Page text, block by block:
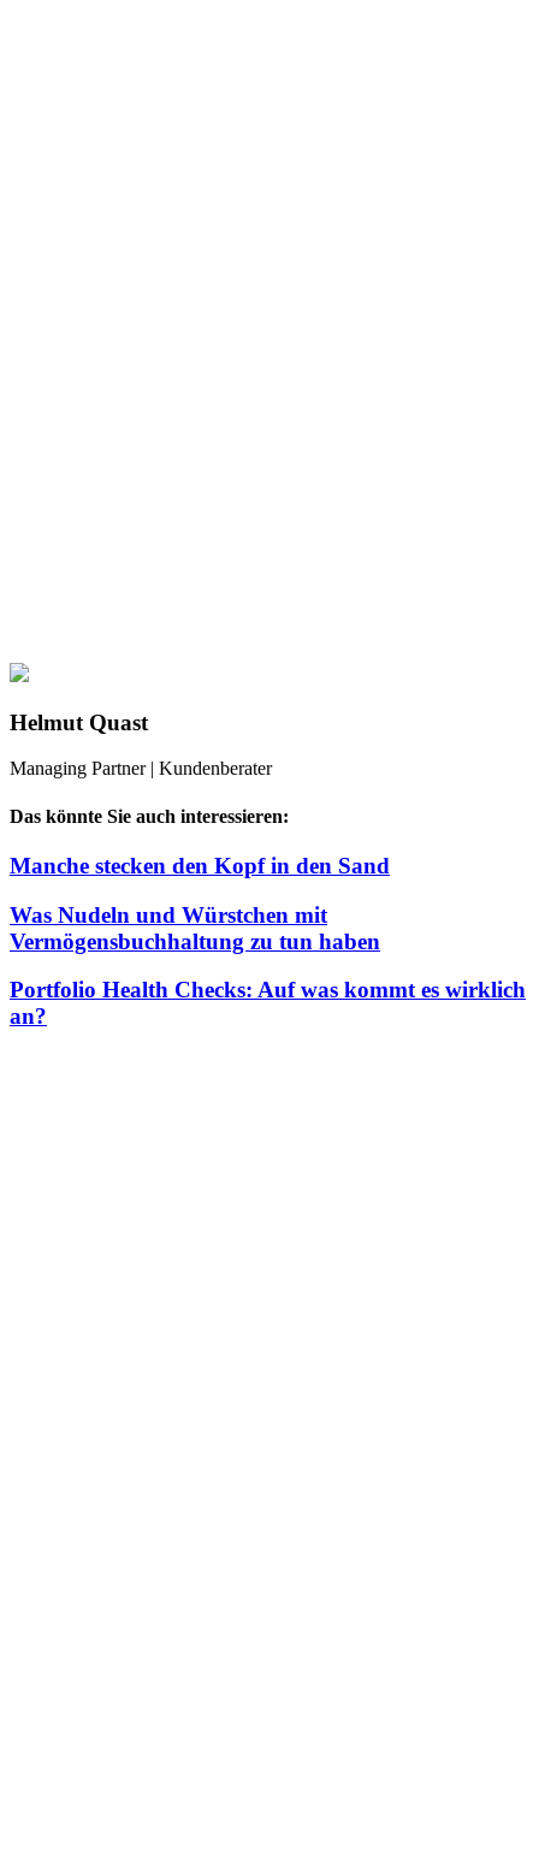
Helmut Quast
Managing Partner | Kundenberater
Das könnte Sie auch interessieren:
Manche stecken den Kopf in den Sand
Was Nudeln und Würstchen mit
Vermögensbuchhaltung zu tun haben
Portfolio Health Checks: Auf was kommt es wirklich
an?